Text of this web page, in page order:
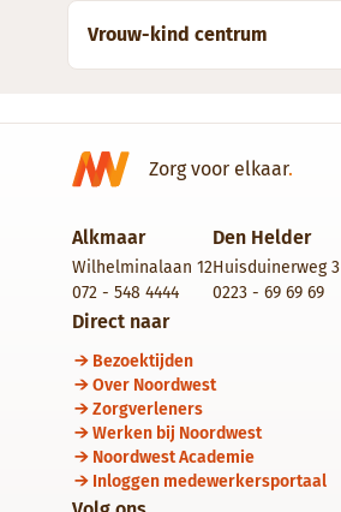
Vrouw-kind centrum
Zorg voor elkaar.
Alkmaar
Wilhelminalaan 12
072 - 548 4444
Den Helder
Huisduinerweg 3
0223 - 69 69 69
Direct naar
Bezoektijden
Over Noordwest
Zorgverleners
Werken bij Noordwest
Noordwest Academie
Inloggen medewerkersportaal